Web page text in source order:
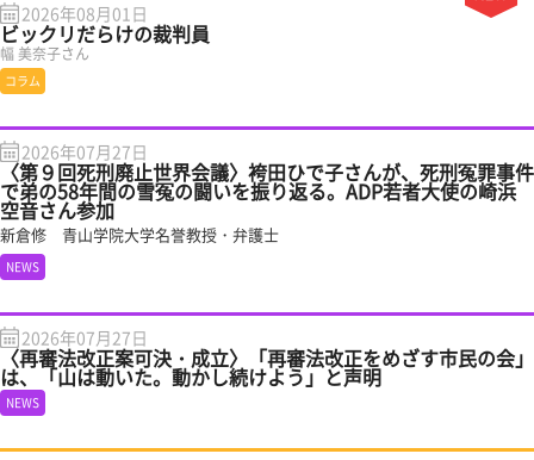
2026年08月01日
ビックリだらけの裁判員
幅 美奈子さん
コラム
2026年07月27日
〈第９回死刑廃止世界会議〉袴田ひで子さんが、死刑冤罪事件
で弟の58年間の雪冤の闘いを振り返る。ADP若者大使の崎浜
空音さん参加
新倉修 青山学院大学名誉教授・弁護士
NEWS
2026年07月27日
〈再審法改正案可決・成立〉「再審法改正をめざす市民の会」
は、「山は動いた。動かし続けよう」と声明
NEWS